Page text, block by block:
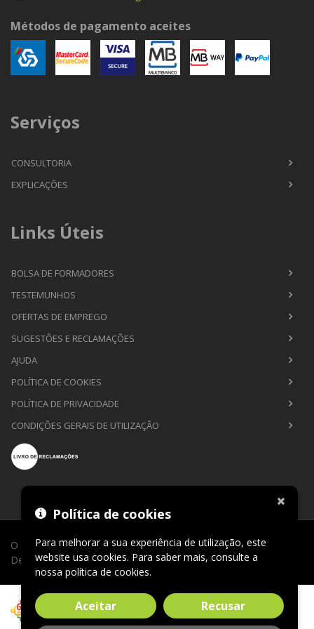
Métodos de pagamento aceites
Serviços
CONSULTORIA
EXPLICAÇÕES
Links Úteis
BOLSA DE FORMADORES
TESTEMUNHOS
OFERTAS DE EMPREGO
SUGESTÕES E RECLAMAÇÕES
AJUDA
POLÍTICA DE COOKIES
POLÍTICA DE PRIVACIDADE
CONDIÇÕES GERAIS DE UTILIZAÇÃO
O Sábio de Lago © 2026. Todos os direitos reservados.
Desenvolvimento porCLIC24®
Política de cookies
Para melhorar a sua experiência de utilização, este
website usa cookies. Para saber mais, consulte a
nossa política de cookies.
Aceitar Recusar